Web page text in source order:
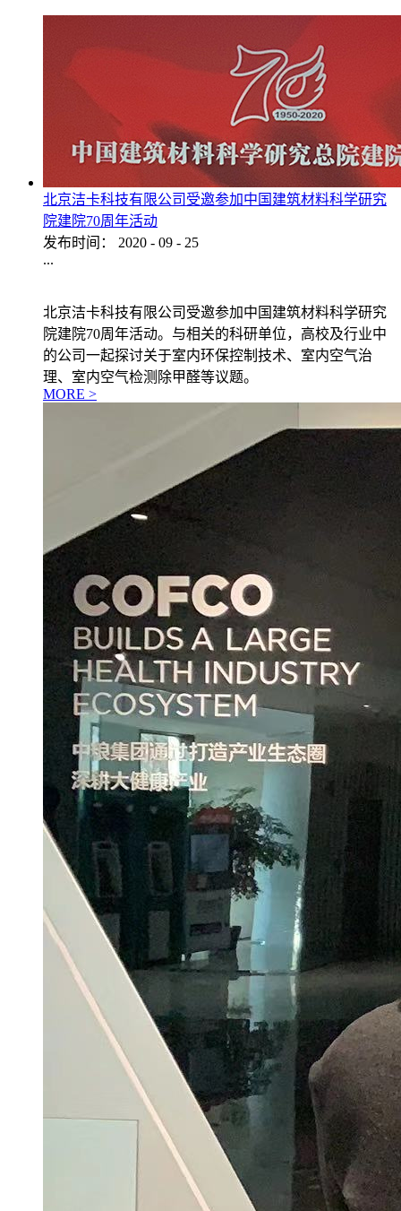
北京洁卡科技有限公司受邀参加中国建筑材料科学研究
院建院70周年活动
发布时间：
2020 - 09 - 25
...
北京洁卡科技有限公司受邀参加中国建筑材料科学研究
院建院70周年活动。与相关的科研单位，高校及行业中
的公司一起探讨关于室内环保控制技术、室内空气治
理、室内空气检测除甲醛等议题。
MORE >